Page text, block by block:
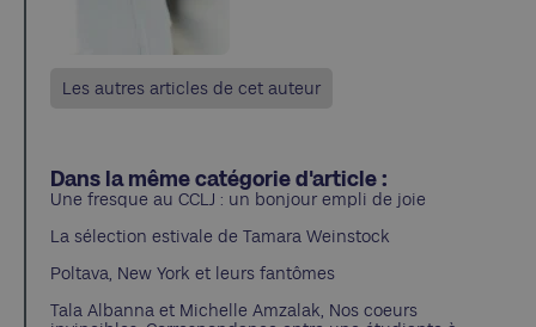
Les autres articles de cet auteur
Dans la même catégorie d'article :
Une fresque au CCLJ : un bonjour empli de joie
La sélection estivale de Tamara Weinstock
Poltava, New York et leurs fantômes
Tala Albanna et Michelle Amzalak, Nos coeurs